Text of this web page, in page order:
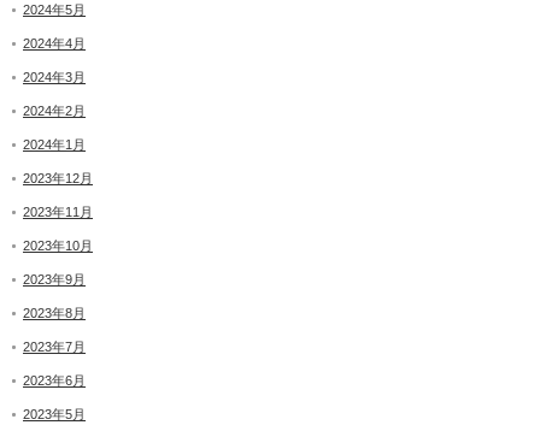
2024年5月
2024年4月
2024年3月
2024年2月
2024年1月
2023年12月
2023年11月
2023年10月
2023年9月
2023年8月
2023年7月
2023年6月
2023年5月